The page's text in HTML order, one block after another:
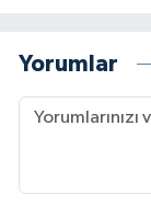
Yorumlar